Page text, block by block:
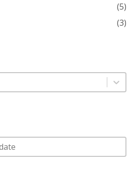
(5)
(3)